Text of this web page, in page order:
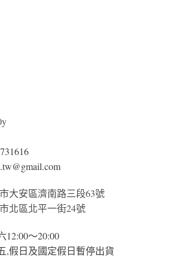
大安區濟南路三段63號
北區北平一街24號
12:00～20:00
,假日及國定假日暫停出貨